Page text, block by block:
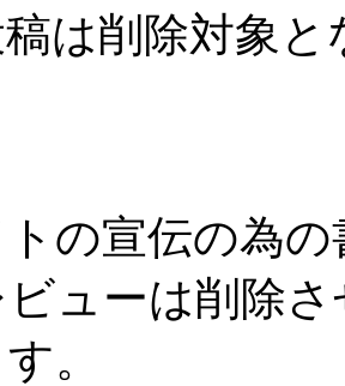
は削除対象と
の宣伝の為の
ューは削除さ
。